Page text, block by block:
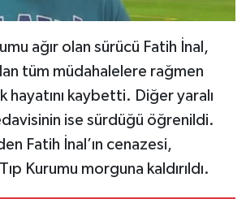
ağır olan sürücü Fatih İnal,
tüm müdahalelere rağmen
hayatını kaybetti. Diğer yaralı
ise sürdüğü öğrenildi.
Fatih İnal’ın cenazesi,
Kurumu morguna kaldırıldı.